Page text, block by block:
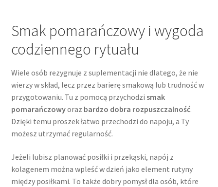
Smak pomarańczowy i wygoda
codziennego rytuału
Wiele osób rezygnuje z suplementacji nie dlatego, że nie
wierzy w skład, lecz przez barierę smakową lub trudność w
przygotowaniu. Tu z pomocą przychodzi smak
pomarańczowyoraz bardzo dobra rozpuszczalność.
Dzięki temu proszek łatwo przechodzi do napoju, a Ty
możesz utrzymać regularność.
Jeżeli lubisz planować posiłki i przekąski, napój z
kolagenem można wpleść w dzień jako element rutyny
między posiłkami. To także dobry pomysł dla osób, które